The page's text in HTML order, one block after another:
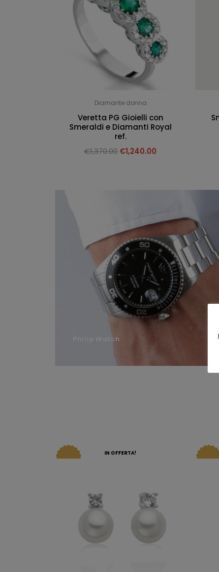
Diamante donna
Veretta PG Gioielli con
Smeraldi e Diamanti Royal
ref.
€1,370.00 €1,240.00
Philip Watch
IN OFFERTA!